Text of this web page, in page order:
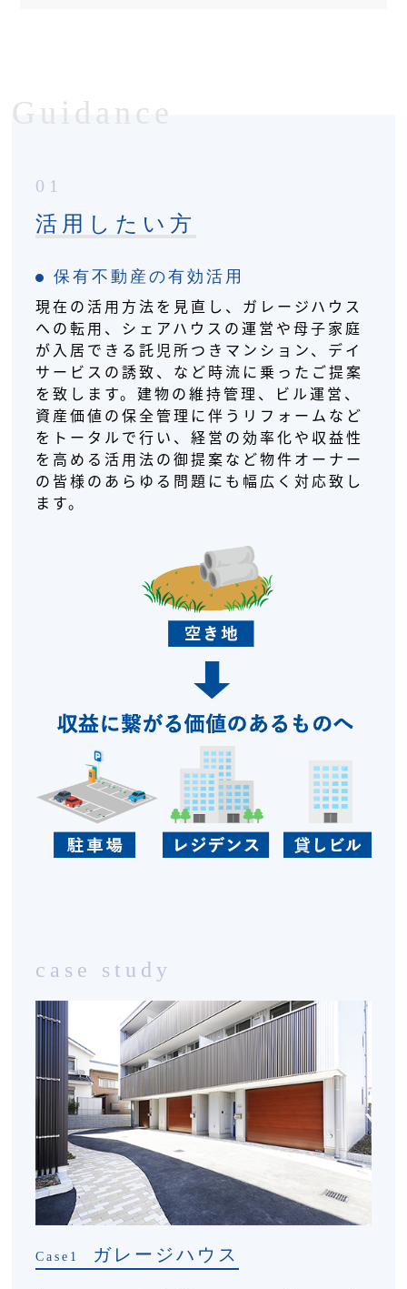
Guidance
01
活用したい方
保有不動産の有効活用
現在の活用方法を見直し、ガレージハウス
への転用、シェアハウスの運営や母子家庭
が入居できる託児所つきマンション、デイ
サービスの誘致、など時流に乗ったご提案
を致します。建物の維持管理、ビル運営、
資産価値の保全管理に伴うリフォームなど
をトータルで行い、経営の効率化や収益性
を高める活用法の御提案など物件オーナー
の皆様のあらゆる問題にも幅広く対応致し
ます。
case study
Case1 ガレージハウス